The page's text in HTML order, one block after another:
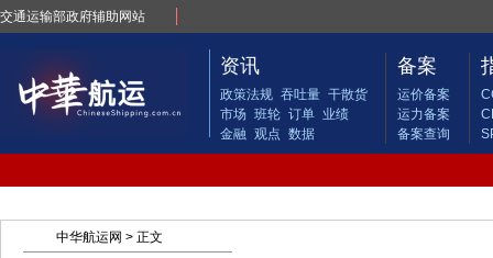
交通运输部政府辅助网站
资讯
政策法规 吞吐量 干散货
市场 班轮 订单 业绩
金融 观点 数据
备案
运价备案
运力备案
备案查询
中华航运网 > 正文